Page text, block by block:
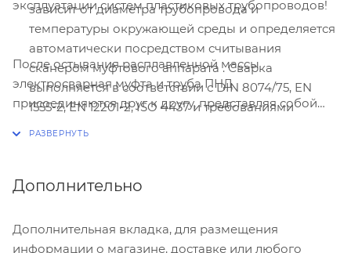
зависит от диаметра трубопровода и
температуры окружающей среды и определяется
автоматически посредством считывания
сканером муфтового аппарата . Сварка
выполняется в соответствии с DIN 8074/75, EN
1555-2, EN 12201-2, ISO 4437 и требованиями
инструкции.
эксплуатации систем пластиковых трубопроводов!
После остывания расплавленной массы
электросварная муфта и труба ПНД
присоединяются друг к другу, представляя собой
Дополнительно
Дополнительная вкладка, для размещения
информации о магазине, доставке или любого